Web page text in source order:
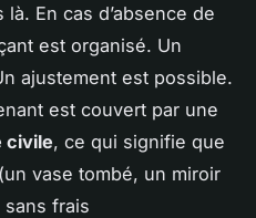
En cas d’absence de
est organisé. Un
ajustement est possible.
est couvert par une
civile, ce qui signifie que
vase tombé, un miroir
frais